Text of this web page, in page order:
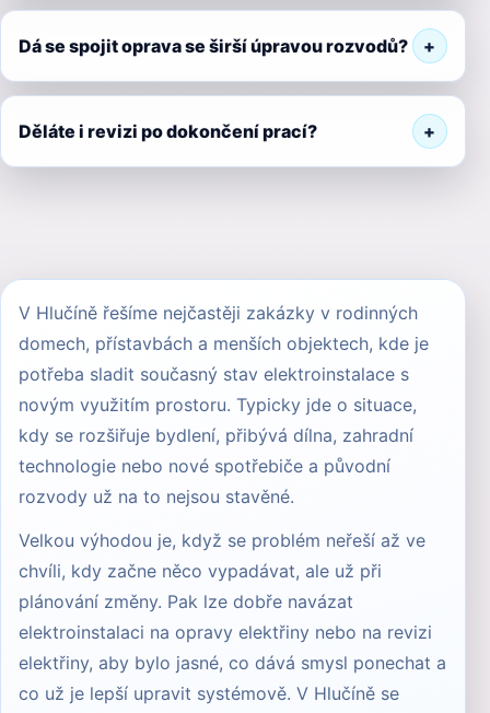
Dá se spojit oprava se širší úpravou rozvodů?
Děláte i revizi po dokončení prací?
V Hlučíně řešíme nejčastěji zakázky v rodinných
domech, přístavbách a menších objektech, kde je
potřeba sladit současný stav elektroinstalace s
novým využitím prostoru. Typicky jde o situace,
kdy se rozšiřuje bydlení, přibývá dílna, zahradní
technologie nebo nové spotřebiče a původní
rozvody už na to nejsou stavěné.
Velkou výhodou je, když se problém neřeší až ve
chvíli, kdy začne něco vypadávat, ale už při
plánování změny. Pak lze dobře navázat
elektroinstalaci na opravy elektřiny nebo na revizi
elektřiny, aby bylo jasné, co dává smysl ponechat a
co už je lepší upravit systémově. V Hlučíně se